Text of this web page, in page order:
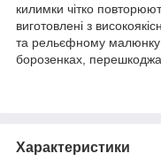
килимки чітко
виготовлені з
та рельєфному малюнку
борозенках,
Характеристики